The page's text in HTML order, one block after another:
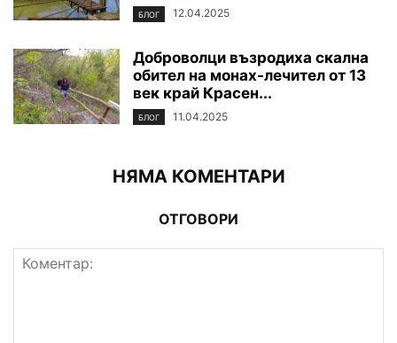
БЛОГ 12.04.2025
Доброволци възродиха скална
обител на монах-лечител от 13
век край Красен...
БЛОГ 11.04.2025
НЯМА КОМЕНТАРИ
ОТГОВОРИ